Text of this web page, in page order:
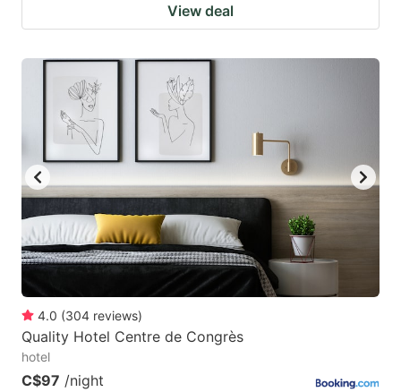
View deal
4.0 (304 reviews)
Quality Hotel Centre de Congrès
hotel
C$97 /night